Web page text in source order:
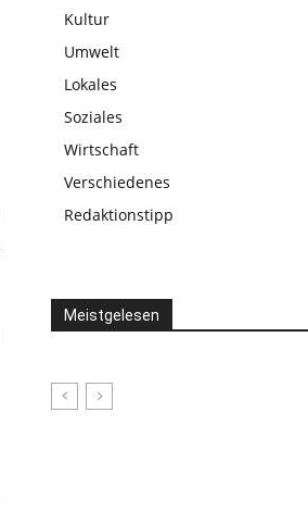
Kultur
Umwelt
Lokales
Soziales
Wirtschaft
Verschiedenes
Redaktionstipp
Meistgelesen